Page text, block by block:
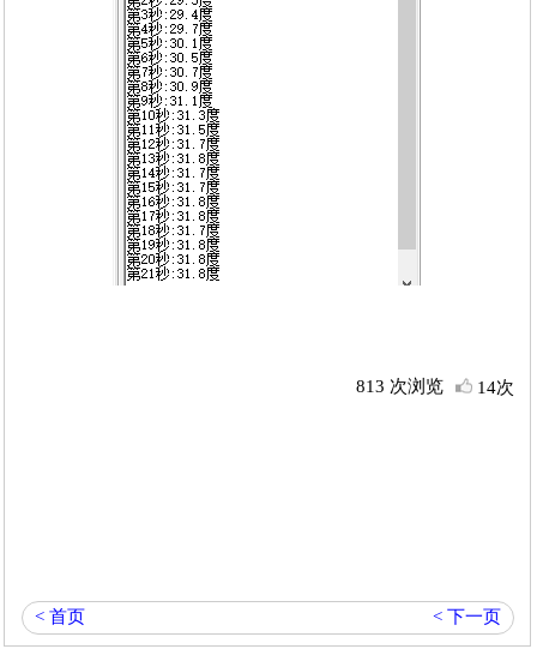
813 次浏览 14次
< 首页 < 下一页